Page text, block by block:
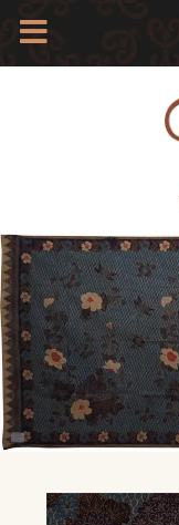
PROFIL
INSAN
BATIK
KAMUS
BATIK
KATALOG
BATIK
TANYA
LINKS